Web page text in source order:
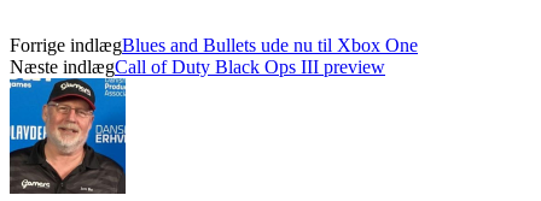
Forrige indlægBlues and Bullets ude nu til Xbox One
Næste indlægCall of Duty Black Ops III preview